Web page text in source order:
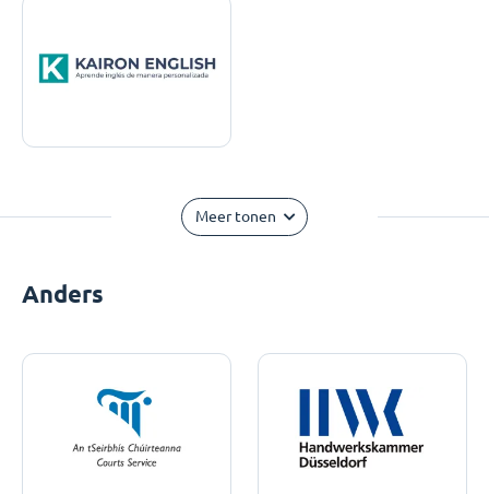
Meer tonen
Anders